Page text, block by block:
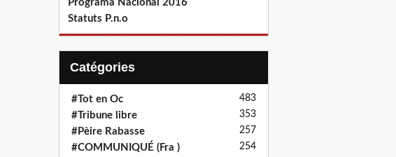
Programa Nacional 2016
Statuts P.n.o
Catégories
#Tot en Oc 483
#Tribune libre 353
#Pèire Rabasse 257
#COMMUNIQUÉ (Fra ) 254